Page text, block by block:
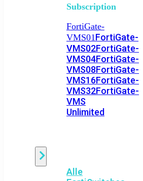
Subscription
FortiGate-
VMS01FortiGate-
VMS02FortiGate-
VMS04FortiGate-
VMS08FortiGate-
VMS16FortiGate-
VMS32FortiGate-
VMS
Unlimited
Alle